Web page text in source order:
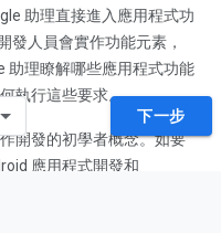
助理直接進入應用程式功
發人員會實作功能元素，
助理瞭解哪些應用程式功能
執行這些要求。
開發的初學者概念。如要
應用程式開發和
下一步